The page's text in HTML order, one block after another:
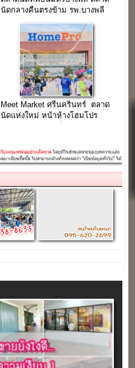
นัดกลางคืนตรงข้าม รพ.บางพลี
Meet Market ศรีนครินทร์ ตลาด
นัดแห่งใหม่ หน้าห้างโฮมโปร